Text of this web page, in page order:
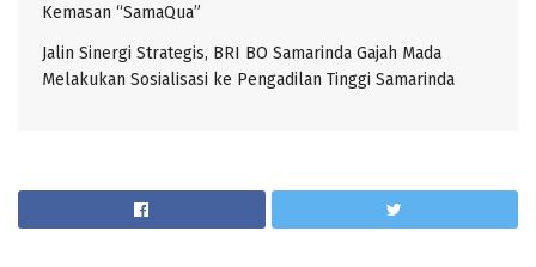
Kemasan “SamaQua”
Jalin Sinergi Strategis, BRI BO Samarinda Gajah Mada
Melakukan Sosialisasi ke Pengadilan Tinggi Samarinda